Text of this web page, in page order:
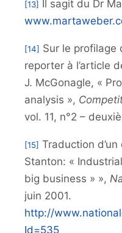
[13] Il sagit du Dr
[14] Sur le profilage
reporter à l’article
J. McGonagle, «
analysis »,
vol. 11, n°2 –
[15] Traduction
Stanton: «
big business » »,
juin 2001.
http://
Id=535